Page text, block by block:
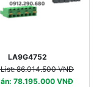
LA9G4752
86.014.500 VNĐ
78.195.000 VNĐ